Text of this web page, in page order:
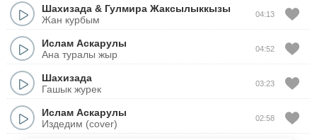
Шахизада & Гулмира Жаксылыккызы
Жан курбым
04:13
Ислам Аскарулы
Ана туралы жыр
04:52
Шахизада
Гашык журек
03:23
Ислам Аскарулы
Издедим (cover)
02:58